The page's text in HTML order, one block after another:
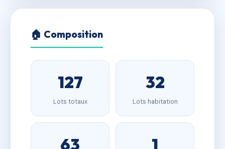
🏠 Composition
127
Lots totaux
32
Lots habitation
63 1